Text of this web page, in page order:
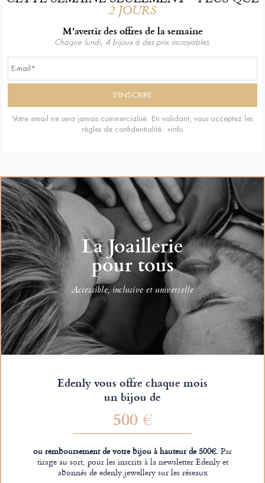
2 JOURS
M'avertir des offres de la semaine
Chaque lundi, 4 bijoux à des prix incroyables.
Votre email ne sera jamais commercialisé. En validant, vous acceptez les
règles de confidentialité. +info
La Joaillerie
pour tous
Accessible, inclusive et universelle
Edenly vous offre chaque mois
un bijou de
500 €
ou remboursement de votre bijou à hauteur de 500€.Par
tirage au sort, pour les inscrits à la newsletter Edenly et
abonnés de edenly.jewellery sur les réseaux